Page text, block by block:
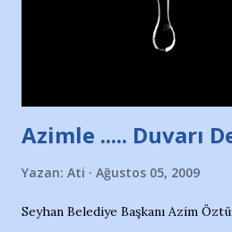
kızından biri oluyor o gün…Giriyor
Adana Nesrin, 16 yaşında. Yüzüyor.
Türkiye 3.lüğü var. 17 yaşında mar...
Azimle ..... Duvarı
Yazan: Ati Ağustos 05, 2009
Seyhan Belediye Başkanı Azim